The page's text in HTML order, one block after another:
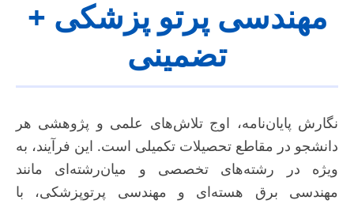
مهندسی پرتو پزشکی +
تضمینی
نگارش پایان‌نامه، اوج تلاش‌های علمی و پژوهشی هر
دانشجو در مقاطع تحصیلات تکمیلی است. این فرآیند، به
ویژه در رشته‌های تخصصی و میان‌رشته‌ای مانند
مهندسی برق هسته‌ای و مهندسی پرتوپزشکی، با